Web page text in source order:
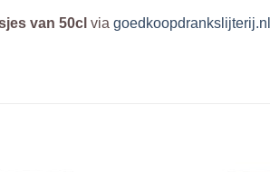
van 50cl via goedkoopdrankslijterij.nl